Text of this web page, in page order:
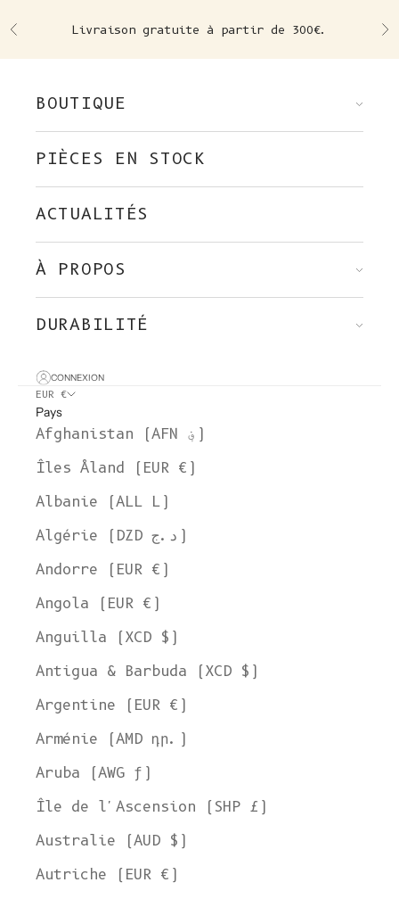
Précédent Livraison gratuite à partir de 300€.
BOUTIQUE
PIÈCES EN STOCK
ACTUALITÉS
À PROPOS
DURABILITÉ
CONNEXION
EUR €
Pays
Afghanistan (AFN ؋)
Îles Åland (EUR €)
Albanie (ALL L)
Algérie (DZD د.ج)
Andorre (EUR €)
Angola (EUR €)
Anguilla (XCD $)
Antigua & Barbuda (XCD $)
Argentine (EUR €)
Arménie (AMD դր.)
Aruba (AWG ƒ)
Île de l'Ascension (SHP £)
Australie (AUD $)
Autriche (EUR €)